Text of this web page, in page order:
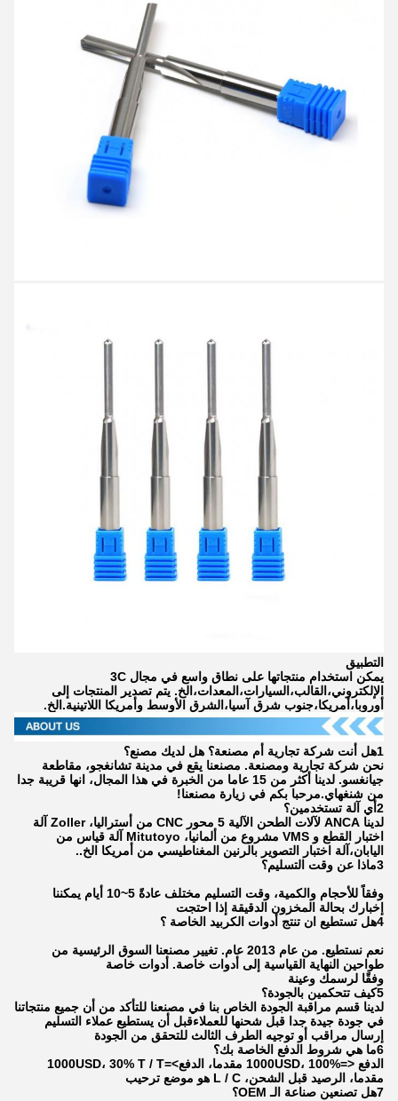
التطبيق
يمكن استخدام منتجاتها على نطاق واسع في مجال 3C
الإلكتروني،القالب،السيارات،المعدات،الخ. يتم تصدير المنتجات إلى
أوروبا،أمريكا،جنوب شرق آسيا،الشرق الأوسط وأمريكا اللاتينية.الخ.
1هل أنت شركة تجارية أم مصنعة؟ هل لديك مصنع؟
نحن شركة تجارية ومصنعة. مصنعنا يقع في مدينة تشانغجو، مقاطعة
جيانغسو. لدينا أكثر من 15 عاما من الخبرة في هذا المجال، انها قريبة جدا
من شنغهاي.مرحبا بكم في زيارة مصنعنا!
2أي آلة تستخدمين؟
لدينا ANCA لآلات الطحن الآلية 5 محور CNC من أستراليا، Zoller آلة
اختبار القطع و VMS مشروع من ألمانيا، Mitutoyo آلة قياس من
اليابان،آلة اختبار التصوير بالرنين المغناطيسي من أمريكا الخ..
3ماذا عن وقت التسليم؟
وفقاً للأحجام والكمية، وقت التسليم مختلف عادةً 5~10 أيام يمكننا
إخبارك بحالة المخزون الدقيقة إذا احتجت
4هل تستطيع ان تنتج أدوات الكربيد الخاصة ؟
نعم نستطيع. من عام 2013 عام. تغيير مصنعنا السوق الرئيسية من
طواحين النهاية القياسية إلى أدوات خاصة. أدوات خاصة
وفقًا لرسمك وعينة
5كيف تتحكمين بالجودة؟
لدينا قسم مراقبة الجودة الخاص بنا في مصنعنا للتأكد من أن جميع منتجاتنا
في جودة جيدة جدا قبل شحنها للعملاءقبل أن يستطيع عملاء التسليم
إرسال مراقب أو توجيه الطرف الثالث للتحقق من الجودة
6ما هي شروط الدفع الخاصة بك؟
الدفع <=1000USD، 100% مقدما، الدفع>=1000USD، 30% T / T
مقدما، الرصيد قبل الشحن، L / C هو موضع ترحيب
7هل تصنعين صناعة الـ OEM؟